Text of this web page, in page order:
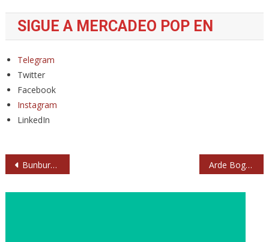
SIGUE A MERCADEO POP EN
Telegram
Twitter
Facebook
Instagram
LinkedIn
Navegación
Bunbury anuncia su retirada de los escenarios Arde Bogotá anuncia gira de conciertos con Vibra Mahou